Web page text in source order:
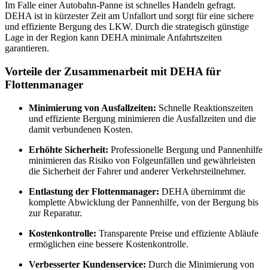
Im Falle einer Autobahn-Panne ist schnelles Handeln gefragt.
DEHA ist in kürzester Zeit am Unfallort und sorgt für eine sichere
und effiziente Bergung des LKW. Durch die strategisch günstige
Lage in der Region kann DEHA minimale Anfahrtszeiten
garantieren.
Vorteile der Zusammenarbeit mit DEHA für
Flottenmanager
Minimierung von Ausfallzeiten: Schnelle Reaktionszeiten
und effiziente Bergung minimieren die Ausfallzeiten und die
damit verbundenen Kosten.
Erhöhte Sicherheit: Professionelle Bergung und Pannenhilfe
minimieren das Risiko von Folgeunfällen und gewährleisten
die Sicherheit der Fahrer und anderer Verkehrsteilnehmer.
Entlastung der Flottenmanager: DEHA übernimmt die
komplette Abwicklung der Pannenhilfe, von der Bergung bis
zur Reparatur.
Kostenkontrolle: Transparente Preise und effiziente Abläufe
ermöglichen eine bessere Kostenkontrolle.
Verbesserter Kundenservice: Durch die Minimierung von